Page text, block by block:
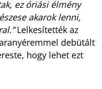
ez óriási élmény
akarok lenni,
Lelkesítették az
debütált
hogy lehet ezt